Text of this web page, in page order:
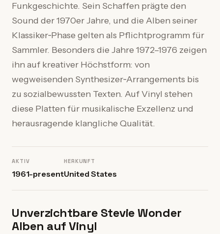
Funkgeschichte. Sein Schaffen prägte den
Sound der 1970er Jahre, und die Alben seiner
Klassiker‑Phase gelten als Pflichtprogramm für
Sammler. Besonders die Jahre 1972–1976 zeigen
ihn auf kreativer Höchstform: von
wegweisenden Synthesizer‑Arrangements bis
zu sozialbewussten Texten. Auf Vinyl stehen
diese Platten für musikalische Exzellenz und
herausragende klangliche Qualität.
AKTIV
1961-present
HERKUNFT
United States
Unverzichtbare Stevie Wonder
Alben auf Vinyl